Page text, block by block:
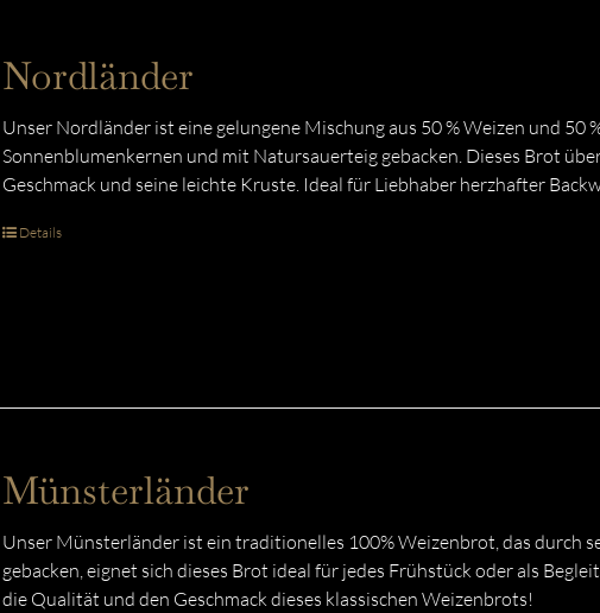
Nordländer
Unser Nordländer ist eine gelungene Mischung aus 50 % Weizen und 50
Sonnenblumenkernen und mit Natursauerteig gebacken. Dieses Brot
Geschmack und seine leichte Kruste. Ideal für Liebhaber herzhafter
Details
Münsterländer
Unser Münsterländer ist ein traditionelles 100% Weizenbrot, das durch
gebacken, eignet sich dieses Brot ideal für jedes Frühstück oder als
die Qualität und den Geschmack dieses klassischen Weizenbrots!